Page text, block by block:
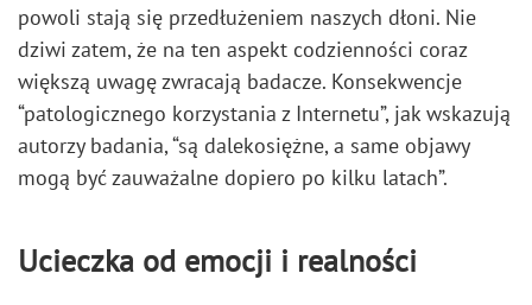
powoli stają się przedłużeniem naszych dłoni. Nie
dziwi zatem, że na ten aspekt codzienności coraz
większą uwagę zwracają badacze. Konsekwencje
“patologicznego korzystania z Internetu”, jak wskazują
autorzy badania, “są dalekosiężne, a same objawy
mogą być zauważalne dopiero po kilku latach”.
Ucieczka od emocji i realności